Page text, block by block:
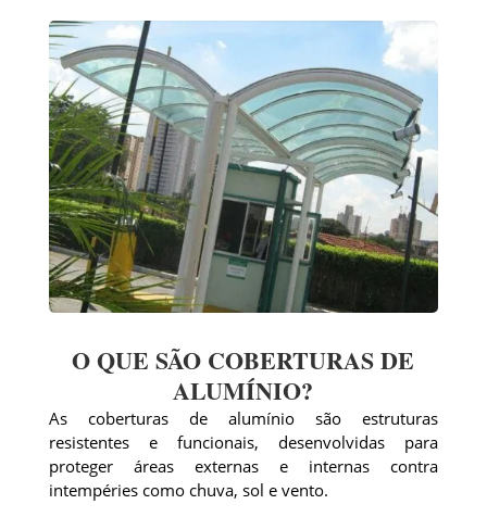
O QUE SÃO COBERTURAS DE
ALUMÍNIO?
As coberturas de alumínio são estruturas
resistentes e funcionais, desenvolvidas para
proteger áreas externas e internas contra
intempéries como chuva, sol e vento.